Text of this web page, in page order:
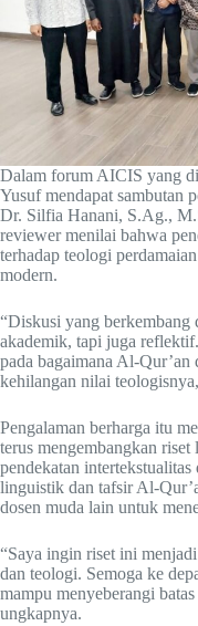
Dalam forum AICIS yang
Yusuf mendapat sambutan
Dr. Silfia Hanani, S.Ag.,
reviewer menilai bahwa
terhadap teologi
modern.
“Diskusi yang berkembang
akademik, tapi juga
pada bagaimana Al-Qur’an
kehilangan nilai
Pengalaman berharga itu
terus mengembangkan
pendekatan
linguistik dan tafsir Al-
dosen muda lain untuk
“Saya ingin riset ini
dan teologi. Semoga ke
mampu menyeberangi
ungkapnya.